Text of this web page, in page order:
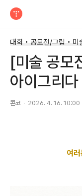
대회 • 공모전/그림 • 미
[미술 공모
아이그리
콘코 2026. 4. 16. 10:00
여